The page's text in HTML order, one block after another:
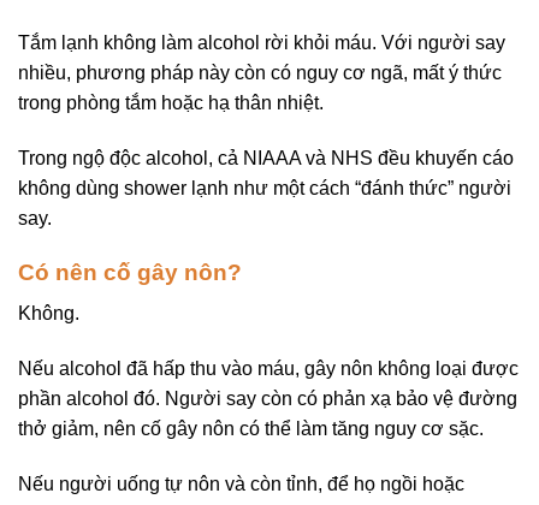
Tắm lạnh không làm alcohol rời khỏi máu. Với người say
nhiều, phương pháp này còn có nguy cơ ngã, mất ý thức
trong phòng tắm hoặc hạ thân nhiệt.
Trong ngộ độc alcohol, cả NIAAA và NHS đều khuyến cáo
không dùng shower lạnh như một cách “đánh thức” người
say.
Có nên cố gây nôn?
Không.
Nếu alcohol đã hấp thu vào máu, gây nôn không loại được
phần alcohol đó. Người say còn có phản xạ bảo vệ đường
thở giảm, nên cố gây nôn có thể làm tăng nguy cơ sặc.
Nếu người uống tự nôn và còn tỉnh, để họ ngồi hoặc